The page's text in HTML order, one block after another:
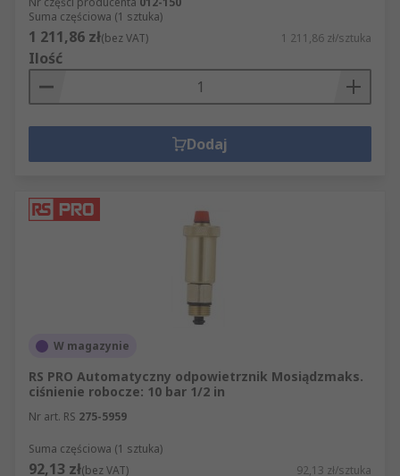
Suma częściowa (1 sztuka)
1 211,86 zł(bez VAT) 1 211,86 zł/sztuka
Ilość
Dodaj
W magazynie
RS PRO Automatyczny odpowietrznik Mosiądzmaks.
ciśnienie robocze: 10 bar 1/2 in
Nr art. RS 275-5959
Suma częściowa (1 sztuka)
92,13 zł(bez VAT) 92,13 zł/sztuka